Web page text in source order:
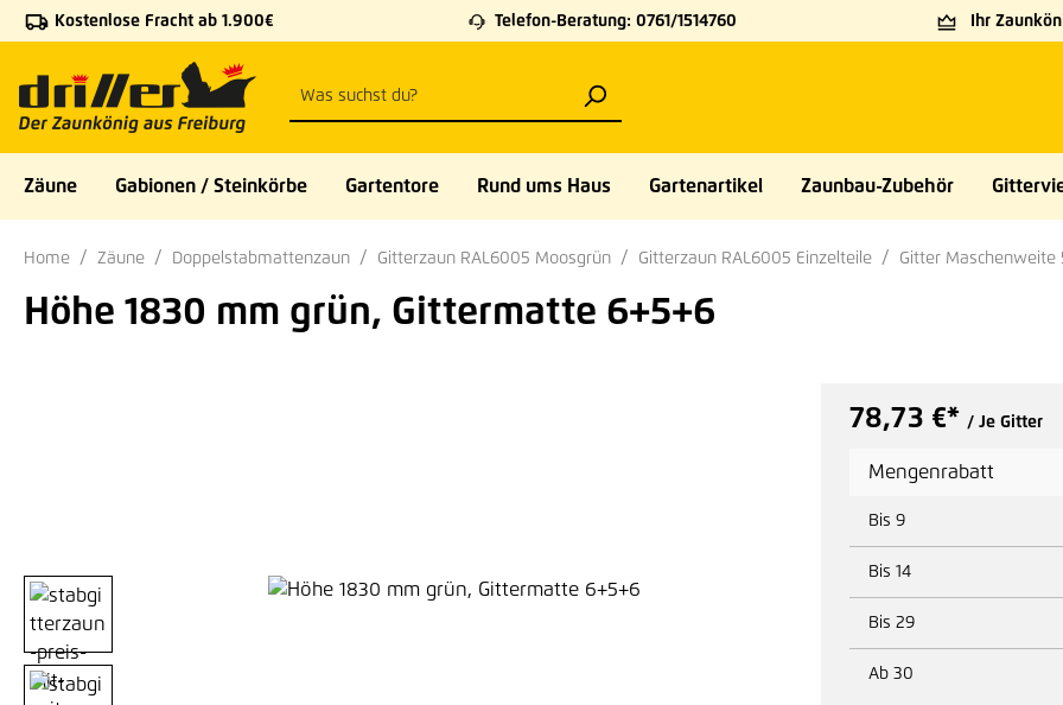
Hauptinhalt springen
Zur Suche springen
Zur Hauptnavigation springen
Kostenlose Fracht ab 1.900€ Telefon-Beratung: 0761/1514760 Ihr
Zäune Gabionen / Steinkörbe Gartentore Rund ums Haus Gartenartikel Zaunbau-Zubehör
Home Zäune Doppelstabmattenzaun Gitterzaun RAL6005 Moosgrün Gitterzaun RAL6005 Einzelteile Gitter
Höhe 1830 mm grün, Gittermatte 6+5+6
Bildergalerie überspringen
78,73 €* / Je Gitter
Mengenrabatt
Bis 9
Bis 14
Bis 29
Ab 30